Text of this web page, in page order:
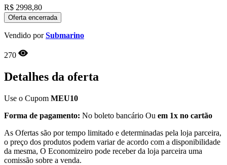
R$ 2998,80
Oferta encerrada
Vendido porSubmarino
270
Detalhes da oferta
Use o Cupom MEU10
Forma de pagamento: No boleto bancário Ou em 1x no cartão
As Ofertas são por tempo limitado e determinadas pela loja parceira,
o preço dos produtos podem variar de acordo com a disponibilidade
da mesma, O Economizeiro pode receber da loja parceira uma
comissão sobre a venda.